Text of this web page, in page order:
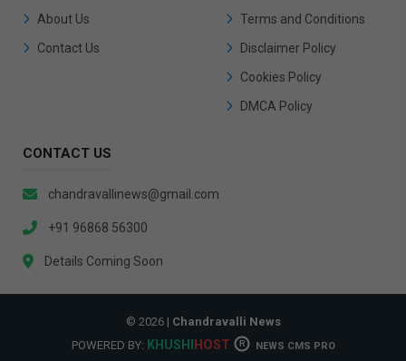
About Us
Contact Us
Terms and Conditions
Disclaimer Policy
Cookies Policy
DMCA Policy
CONTACT US
chandravallinews@gmail.com
+91 96868 56300
Details Coming Soon
© 2026 | Chandravalli News
POWERED BY: KHUSHIHOST R NEWS CMS PRO